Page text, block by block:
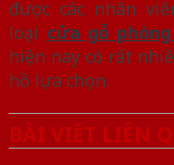
được các nhân
loại cửa gỗ
hiện nay có rất
hồ lựa chọn.
BÀI VIẾT LIÊN